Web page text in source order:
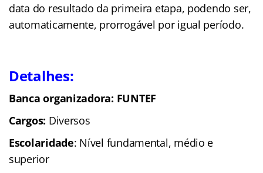
data do resultado da primeira etapa, podendo ser,
automaticamente, prorrogável por igual período.
Detalhes:
Banca organizadora: FUNTEF
Cargos: Diversos
Escolaridade: Nível fundamental, médio e
superior